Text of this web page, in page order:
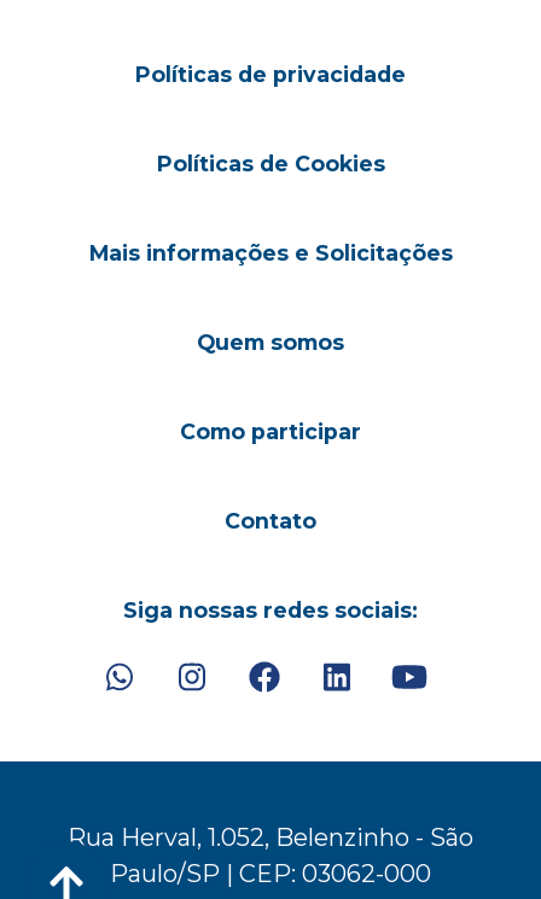
Políticas de privacidade
Políticas de Cookies
Mais informações e Solicitações
Quem somos
Como participar
Contato
Siga nossas redes sociais:
Rua Herval, 1.052, Belenzinho - São
Paulo/SP | CEP: 03062-000